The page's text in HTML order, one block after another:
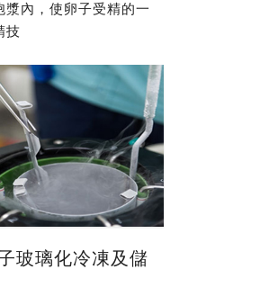
漿內，使卵子受精的一
技
玻璃化冷凍及儲